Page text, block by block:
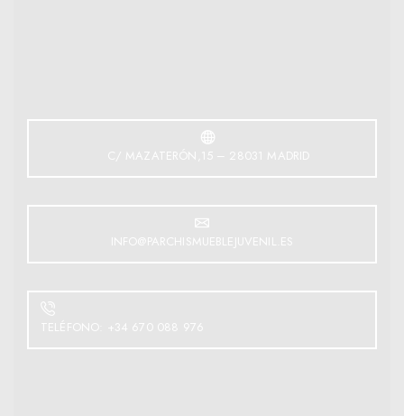
C/ MAZATERÓN,15 – 28031 MADRID
INFO@PARCHISMUEBLEJUVENIL.ES
TELÉFONO: +34 670 088 976